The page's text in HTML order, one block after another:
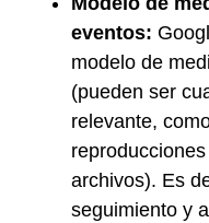
eventos:
modelo de
(pueden ser
relevante,
archivos). Es
seguimiento y